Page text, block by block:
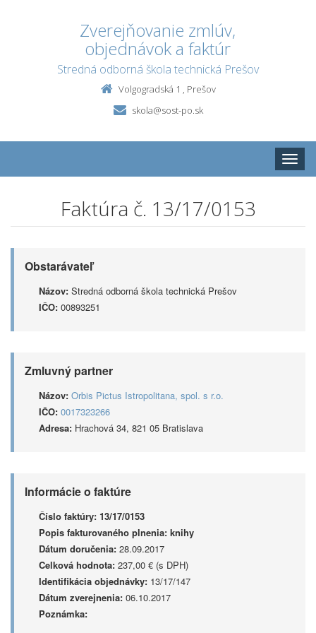
Zverejňovanie zmlúv,
objednávok a faktúr
Stredná odborná škola technická Prešov
Volgogradská 1 , Prešov
skola@sost-po.sk
Toggle
Faktúra č. 13/17/0153
Obstarávateľ
Názov: Stredná odborná škola technická Prešov
IČO: 00893251
Zmluvný partner
Názov: Orbis Pictus Istropolitana, spol. s r.o.
IČO: 0017323266
Adresa: Hrachová 34, 821 05 Bratislava
Informácie o faktúre
Číslo faktúry: 13/17/0153
Popis fakturovaného plnenia: knihy
Dátum doručenia: 28.09.2017
Celková hodnota: 237,00 € (s DPH)
Identifikácia objednávky: 13/17/147
Dátum zverejnenia: 06.10.2017
Poznámka: